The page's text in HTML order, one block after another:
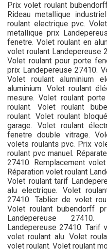
Prix volet roulant
Rideau metallique
roulant electrique pvc.
metallique prix
fenetre. Volet roulant en
volet roulant Landepereuse
Volet roulant pour porte
prix Landepereuse 27410.
Volet roulant aluminium
aluminium. Volet roulant
mesure. Volet roulant
roulant. Volet roulant
roulant. Volet roulant
garage. Volet roulant
fenetre double vitrage.
volets roulants pvc. Prix
roulant pvc manuel.
27410. Remplacement
Réparation volet roulant
Volet roulant tarif
alu electrique. Volet
27410. Tablier de volet
Volet roulant bubendorff
Landepereuse
Landepereuse 27410. Tarif
volet roulant alu. Volet
volet roulant. Volet roulant